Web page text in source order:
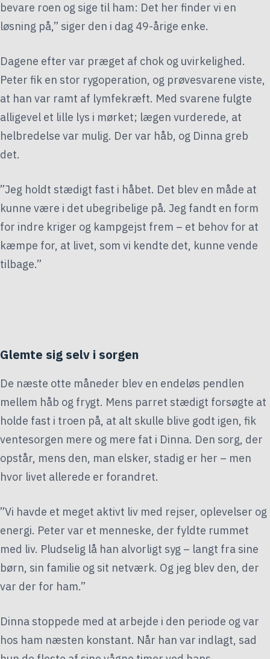
bevare roen og sige til ham: Det her finder vi en
løsning på,” siger den i dag 49-årige enke.
Dagene efter var præget af chok og uvirkelighed.
Peter fik en stor rygoperation, og prøvesvarene viste,
at han var ramt af lymfekræft. Med svarene fulgte
alligevel et lille lys i mørket; lægen vurderede, at
helbredelse var mulig. Der var håb, og Dinna greb
det.
”Jeg holdt stædigt fast i håbet. Det blev en måde at
kunne være i det ubegribelige på. Jeg fandt en form
for indre kriger og kampgejst frem – et behov for at
kæmpe for, at livet, som vi kendte det, kunne vende
tilbage.”
Glemte sig selv i sorgen
De næste otte måneder blev en endeløs pendlen
mellem håb og frygt. Mens parret stædigt forsøgte at
holde fast i troen på, at alt skulle blive godt igen, fik
ventesorgen mere og mere fat i Dinna. Den sorg, der
opstår, mens den, man elsker, stadig er her – men
hvor livet allerede er forandret.
”Vi havde et meget aktivt liv med rejser, oplevelser og
energi. Peter var et menneske, der fyldte rummet
med liv. Pludselig lå han alvorligt syg – langt fra sine
børn, sin familie og sit netværk. Og jeg blev den, der
var der for ham.”
Dinna stoppede med at arbejde i den periode og var
hos ham næsten konstant. Når han var indlagt, sad